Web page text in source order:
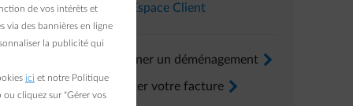
l'écran
Dans l’ Espace Client
Renseigner un déménagement arrow-right
Consulter votre facture arrow-right
de vos intérêts et
via des bannières en ligne
la publicité qui
ici et notre Politique
ou cliquez sur "Gérer vos